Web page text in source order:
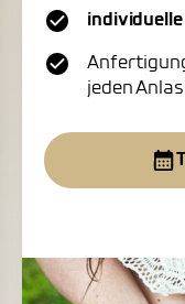
jeden